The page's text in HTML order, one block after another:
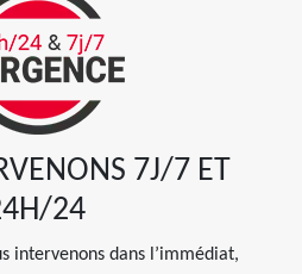
7J/7 ET
24
intervenons dans l’immédiat,